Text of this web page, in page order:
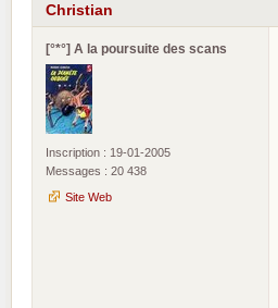
Christian
[°*°] A la poursuite des scans
Inscription : 19-01-2005
Messages : 20 438
Site Web